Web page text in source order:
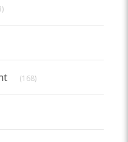
(168)